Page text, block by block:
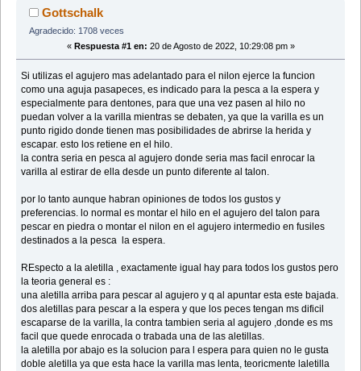
Gottschalk
Agradecido: 1708 veces
« Respuesta #1 en: 20 de Agosto de 2022, 10:29:08 pm »
Si utilizas el agujero mas adelantado para el nilon ejerce la funcion
como una aguja pasapeces, es indicado para la pesca a la espera y
especialmente para dentones, para que una vez pasen al hilo no
puedan volver a la varilla mientras se debaten, ya que la varilla es un
punto rigido donde tienen mas posibilidades de abrirse la herida y
escapar. esto los retiene en el hilo.
la contra seria en pesca al agujero donde seria mas facil enrocar la
varilla al estirar de ella desde un punto diferente al talon.
por lo tanto aunque habran opiniones de todos los gustos y
preferencias. lo normal es montar el hilo en el agujero del talon para
pescar en piedra o montar el nilon en el agujero intermedio en fusiles
destinados a la pesca la espera.
REspecto a la aletilla , exactamente igual hay para todos los gustos pero
la teoria general es :
una aletilla arriba para pescar al agujero y q al apuntar esta este bajada.
dos aletillas para pescar a la espera y que los peces tengan ms dificil
escaparse de la varilla, la contra tambien seria al agujero ,donde es ms
facil que quede enrocada o trabada una de las aletillas.
la aletilla por abajo es la solucion para l espera para quien no le gusta
doble aletilla ya que esta hace la varilla mas lenta, teoricmente laletilla